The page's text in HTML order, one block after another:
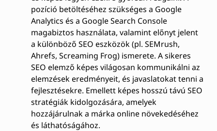
pozíció betöltéséhez szükséges a Google
Analytics és a Google Search Console
magabiztos használata, valamint előnyt jelent
a különböző SEO eszközök (pl. SEMrush,
Ahrefs, Screaming Frog) ismerete. A sikeres
SEO elemző képes világosan kommunikálni az
elemzések eredményeit, és javaslatokat tenni a
fejlesztésekre. Emellett képes hosszú távú SEO
stratégiák kidolgozására, amelyek
hozzájárulnak a márka online növekedéséhez
és láthatóságához.